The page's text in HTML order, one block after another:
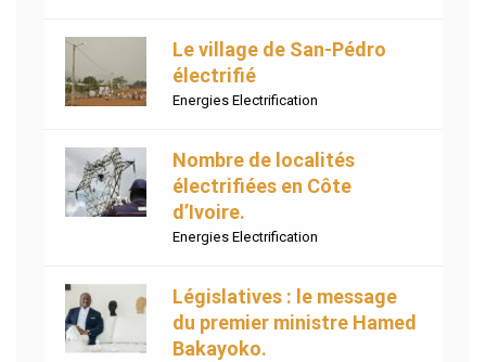
Le village de San-Pédro
électrifié
Energies Electrification
Nombre de localités
électrifiées en Côte
d’Ivoire.
Energies Electrification
Législatives : le message
du premier ministre Hamed
Bakayoko.